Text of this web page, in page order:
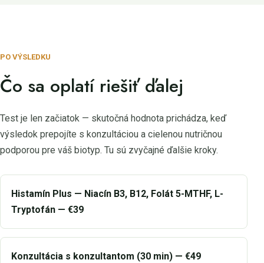
PO VÝSLEDKU
Čo sa oplatí riešiť ďalej
Test je len začiatok — skutočná hodnota prichádza, keď
výsledok prepojíte s konzultáciou a cielenou nutričnou
podporou pre váš biotyp. Tu sú zvyčajné ďalšie kroky.
Histamín Plus — Niacín B3, B12, Folát 5-MTHF, L-
Tryptofán — €39
Konzultácia s konzultantom (30 min) — €49